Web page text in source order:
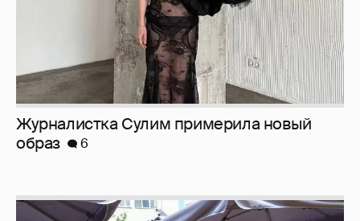
Журналистка Сулим примерила новый
образ
6